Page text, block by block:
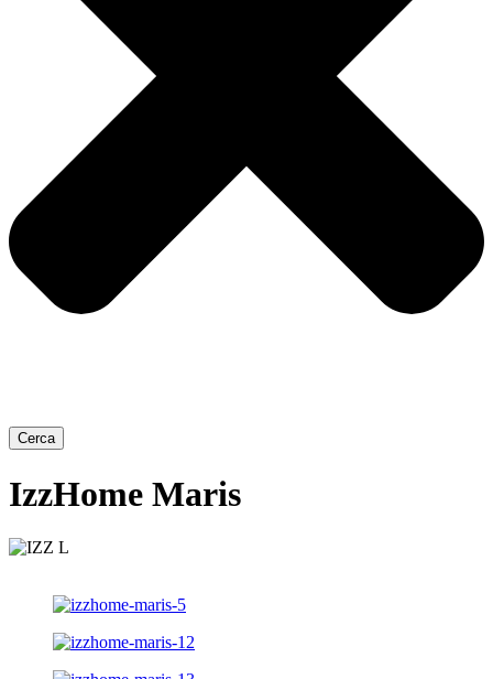
Cerca
IzzHome Maris